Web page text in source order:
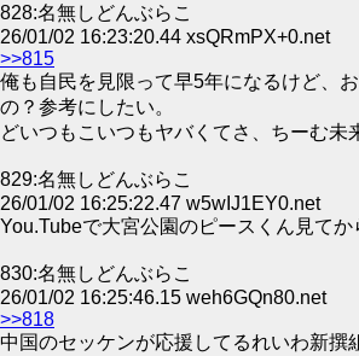
828:名無しどんぶらこ
26/01/02 16:23:20.44 xsQRmPX+0.net
>>815
俺も自民を見限って早5年になるけど、
の？参考にしたい。
どいつもこいつもヤバくてさ、ちーむ未
829:名無しどんぶらこ
26/01/02 16:25:22.47 w5wIJ1EY0.net
You.Tubeで大宮公園のピースくん見て
830:名無しどんぶらこ
26/01/02 16:25:46.15 weh6GQn80.net
>>818
中国のセッケンが応援してるれいわ新撰